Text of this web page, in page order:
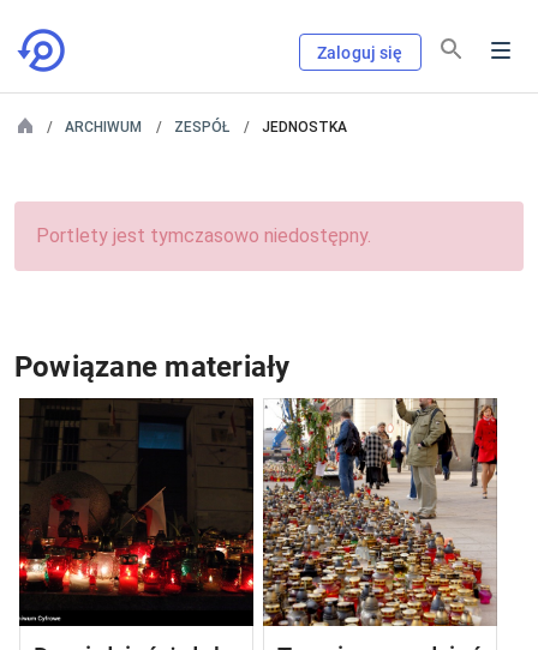
Zaloguj się
ARCHIWUM ZESPÓŁ JEDNOSTKA
Portlety jest tymczasowo niedostępny.
Powiązane materiały